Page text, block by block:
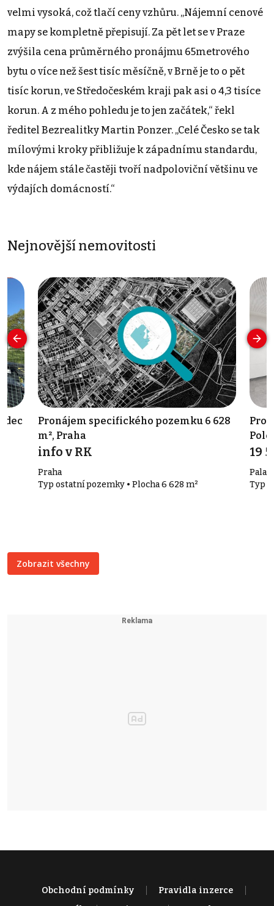
velmi vysoká, což tlačí ceny vzhůru. „Nájemní cenové
mapy se kompletně přepisují. Za pět let se v Praze
zvýšila cena průměrného pronájmu 65metrového
bytu o více než šest tisíc měsíčně, v Brně je to o pět
tisíc korun, ve Středočeském kraji pak asi o 4,3 tisíce
korun. A z mého pohledu je to jen začátek,“ řekl
ředitel Bezrealitky Martin Ponzer. „Celé Česko se tak
mílovými kroky přibližuje k západnímu standardu,
kde nájem stále častěji tvoří nadpoloviční většinu ve
výdajích domácností.“
Nejnovější nemovitosti
Pronájem specifického pozemku 6 628
m², Praha
info v RK
Praha
Typ ostatní pozemky • Plocha 6 628 m²
Pole
19
Typ
Zobrazit všechny
Obchodní podmínky
Pravidla inzerce